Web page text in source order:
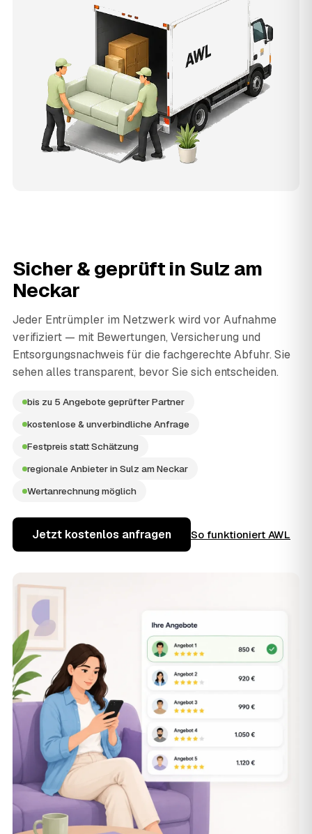
Sicher & geprüft inSulz am
Neckar
Jeder Entrümpler im Netzwerk wird vor Aufnahme
verifiziert — mit Bewertungen, Versicherung und
Entsorgungsnachweis für die fachgerechte Abfuhr. Sie
sehen alles transparent, bevor Sie sich entscheiden.
bis zu 5 Angebote geprüfter Partner
kostenlose & unverbindliche Anfrage
Festpreis statt Schätzung
regionale Anbieter in Sulz am Neckar
Wertanrechnung möglich
Jetzt kostenlos anfragen So funktioniert AWL